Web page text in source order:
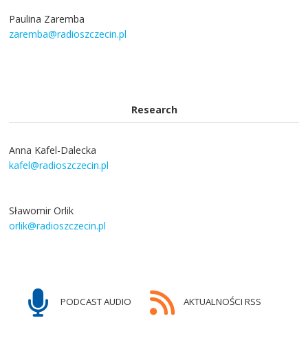
Paulina Zaremba
zaremba@radioszczecin.pl
Research
Anna Kafel-Dalecka
kafel@radioszczecin.pl
Sławomir Orlik
orlik@radioszczecin.pl
PODCAST AUDIO AKTUALNOŚCI RSS